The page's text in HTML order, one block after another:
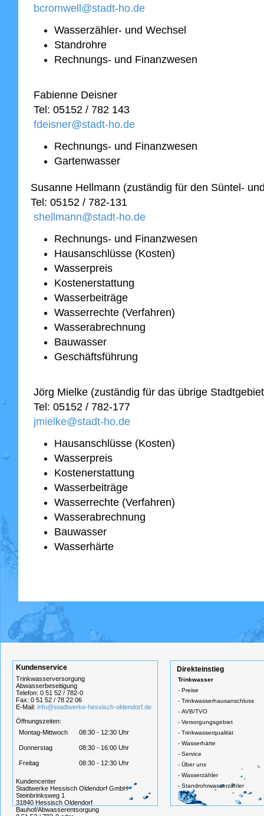
bcromwell@stadt-ho.de
Wasserzähler- und Wechsel
Standrohre
Rechnungs- und Finanzwesen
Fabienne Deisner
Tel: 05152 / 782 143
fdeisner@stadt-ho.de
Rechnungs- und Finanzwesen
Gartenwasser
Susanne Hellmann (zuständig für den Süntel-
Tel: 05152 / 782-131
shellmann@stadt-ho.de
Rechnungs- und Finanzwesen
Hausanschlüsse (Kosten)
Wasserpreis
Kostenerstattung
Wasserbeiträge
Wasserrechte (Verfahren)
Wasserabrechnung
Bauwasser
Geschäftsführung
Jörg Mielke (zuständig für das übrige
Tel: 05152 / 782-177
jmielke@stadt-ho.de
Hausanschlüsse (Kosten)
Wasserpreis
Kostenerstattung
Wasserbeiträge
Wasserrechte (Verfahren)
Wasserabrechnung
Bauwasser
Wasserhärte
Kundenservice
Trinkwasserversorgung
Abwasserbeseitigung
Telefon: 0 51 52 / 782-0
Fax: 0 51 52 / 78 22 06
E-Mail: info@stadtwerke-hessisch-oldendorf.de
Öffnungszeiten:
Montag-Mittwoch
08:30 - 12:30 Uhr
Donnerstag 08:30 - 16:00 Uhr
Freitag 08:30 - 12:30 Uhr
Kundencenter
Stadtwerke Hessisch Oldendorf GmbH
Steinbrinksweg 1
31840 Hessisch Oldendorf
Bauhof/Abwasserentsorgung
Direkteinstieg
Trinkwasser
- Preise
- Trinkwasserhausanschluss
- AVB/TVO
- Versorgungsgebiet
- Trinkwasserqualität
- Wasserhärte
- Service
- Über uns
- Wasserzähler
- Standrohrwasserzähler